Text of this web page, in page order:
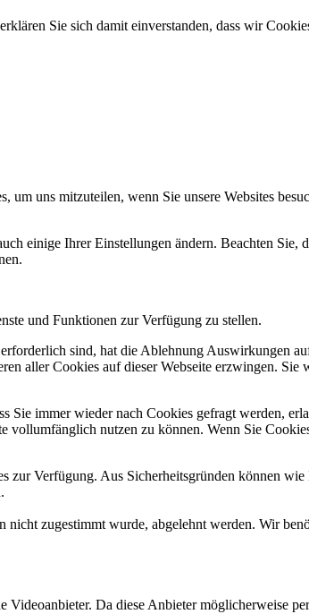
Sie sich damit einverstanden, dass wir
uns mitzuteilen, wenn Sie unsere Websites
einige Ihrer Einstellungen ändern. Beachten
und Funktionen zur Verfügung zu stellen.
sind, hat die Ablehnung Auswirkungen
aller Cookies auf dieser Webseite erzwingen.
immer wieder nach Cookies gefragt werden,
vollumfänglich nutzen zu können. Wenn Sie
Verfügung. Aus Sicherheitsgründen können
zugestimmt wurde, abgelehnt werden. Wir
Da diese Anbieter möglicherweise